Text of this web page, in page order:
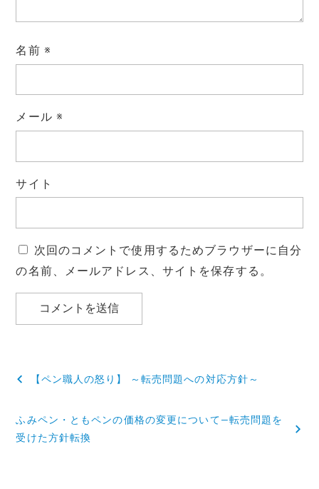
名前 ※
メール ※
サイト
次回のコメントで使用するためブラウザーに自分
の名前、メールアドレス、サイトを保存する。
投
ナ
【ペン職人の怒り】 ～転売問題への対応方針～
ふみペン・ともペンの価格の変更について―転売問題を
受けた方針転換